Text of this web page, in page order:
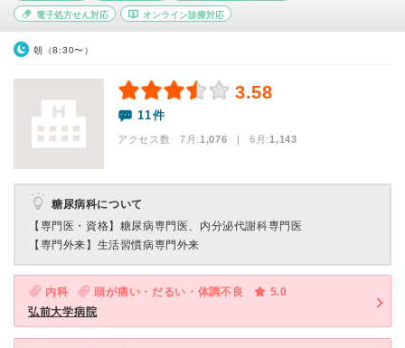
電子処方せん対応 オンライン診療対応
朝（8:30〜）
3.58
11件
アクセス数 7月:1,076 | 6月:1,143
糖尿病科について
【専門医・資格】 糖尿病専門医、内分泌代謝科専門医
【専門外来】 生活習慣病専門外来
内科 頭が痛い・だるい・体調不良
5.0
弘前大学病院